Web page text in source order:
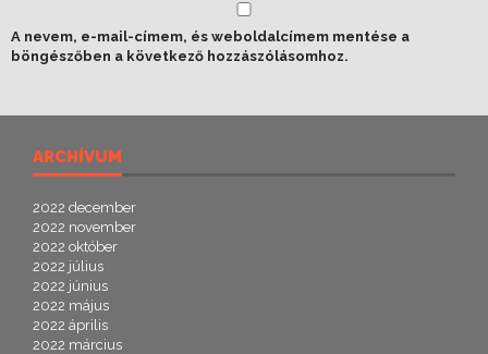
A nevem, e-mail-címem, és weboldalcímem mentése a
böngészőben a következő hozzászólásomhoz.
ARCHÍVUM
2022 december
2022 november
2022 október
2022 július
2022 június
2022 május
2022 április
2022 március